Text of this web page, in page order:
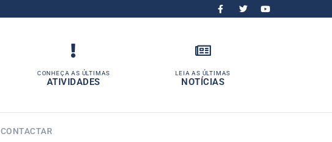
CONHEÇA AS ÚLTIMAS
ATIVIDADES
LEIA AS ÚLTIMAS
NOTÍCIAS
CONTACTAR